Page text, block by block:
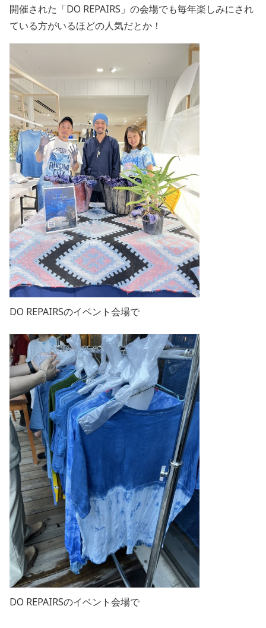
開催された「DO REPAIRS」の会場でも毎年楽しみにされ
ている方がいるほどの人気だとか！
DO REPAIRSのイベント会場で
DO REPAIRSのイベント会場で